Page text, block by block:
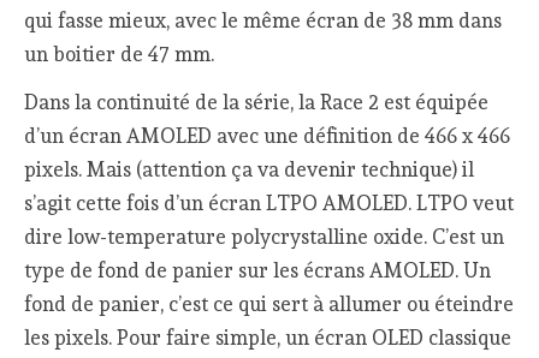
qui fasse mieux, avec le même écran de 38 mm dans
un boitier de 47 mm.
Dans la continuité de la série, la Race 2 est équipée
d’un écran AMOLED avec une définition de 466 x 466
pixels. Mais (attention ça va devenir technique) il
s’agit cette fois d’un écran LTPO AMOLED. LTPO veut
dire low-temperature polycrystalline oxide. C’est un
type de fond de panier sur les écrans AMOLED. Un
fond de panier, c’est ce qui sert à allumer ou éteindre
les pixels. Pour faire simple, un écran OLED classique